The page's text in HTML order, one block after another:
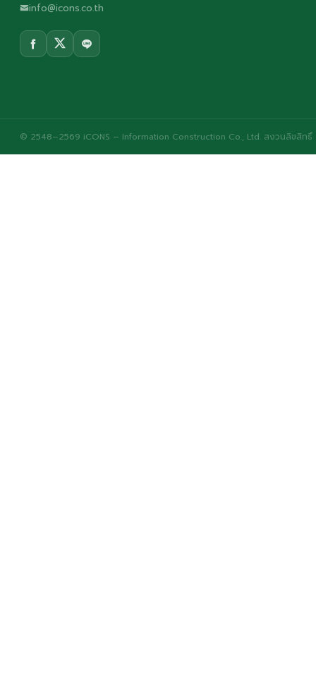
info@icons.co.th
© 2548–2569 iCONS – Information Construction Co., Ltd. สงวนลิขสิทธิ์